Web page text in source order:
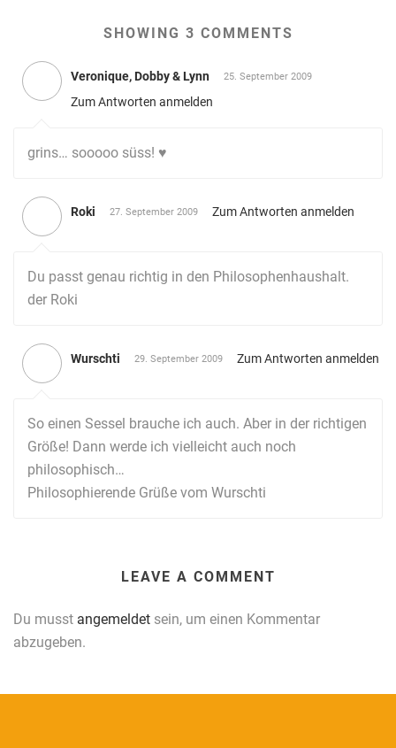
SHOWING 3 COMMENTS
Veronique, Dobby & Lynn 25. September 2009
Zum Antworten anmelden
grins… sooooo süss! ♥
Roki 27. September 2009 Zum Antworten anmelden
Du passt genau richtig in den Philosophenhaushalt.
der Roki
Wurschti 29. September 2009 Zum Antworten anmelden
So einen Sessel brauche ich auch. Aber in der richtigen
Größe! Dann werde ich vielleicht auch noch
philosophisch…
Philosophierende Grüße vom Wurschti
LEAVE A COMMENT
Du musst angemeldet sein, um einen Kommentar
abzugeben.